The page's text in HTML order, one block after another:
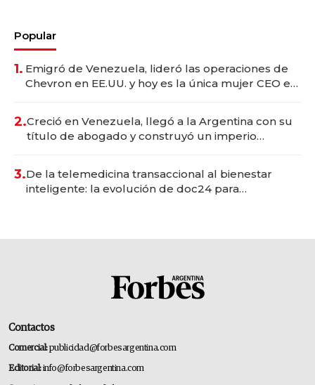
Popular
1. Emigró de Venezuela, lideró las operaciones de
Chevron en EE.UU. y hoy es la única mujer CEO en
2.Creció en Venezuela, llegó a la Argentina con su
título de abogado y construyó un imperio
3.De la telemedicina transaccional al bienestar
inteligente: la evolución de doc24 para
Contactos
Comercial:publicidad@forbesargentina.com
Editorial:info@forbesargentina.com